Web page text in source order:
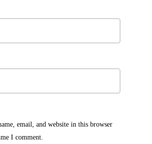
email, and website in this browser
I comment.